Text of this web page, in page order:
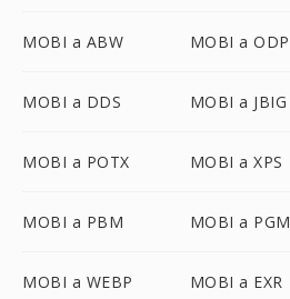
MOBI a ABW MOBI a ODP
MOBI a DDS MOBI a JBIG
MOBI a POTX MOBI a XPS
MOBI a PBM MOBI a PGM
MOBI a WEBP MOBI a EXR